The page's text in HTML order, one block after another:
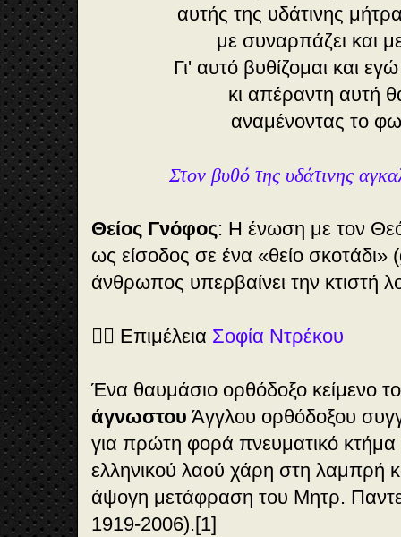
αυτής της υδάτινης
με συναρπάζει και
Γι' αυτό βυθίζομαι και
κι απέραντη αυτή
αναμένοντας το
Στον βυθό της υδάτινης
Θείος Γνόφος: Η ένωση με τον
ως είσοδος σε ένα «θείο
άνθρωπος υπερβαίνει την κτιστή
✍🏻 Επιμέλεια Σοφία Ντρέκου
Ένα θαυμάσιο ορθόδοξο κείμενο
άγνωστου Άγγλου ορθόδοξου
για πρώτη φορά πνευματικό
ελληνικού λαού χάρη στη
άψογη μετάφραση του Μητρ.
1919-2006).[1]